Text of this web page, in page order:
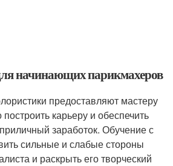
начинающих парикмахеров
предоставляют мастеру
карьеру и обеспечить
заработок. Обучение с
сильные и слабые стороны
и раскрыть его творческий